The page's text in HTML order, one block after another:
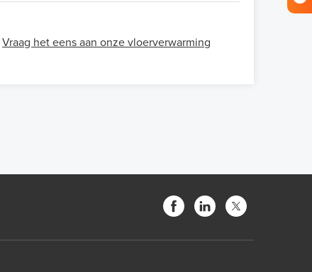
Vraag het eens aan onze vloerverwarming